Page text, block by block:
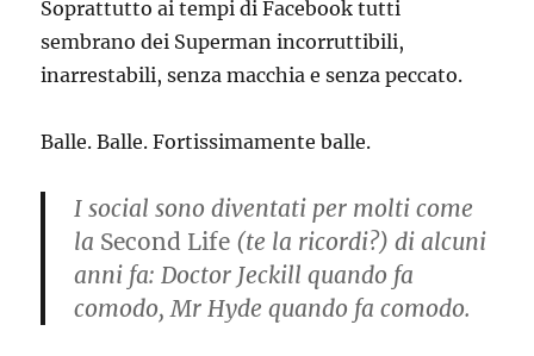
Soprattutto ai tempi di Facebook tutti
sembrano dei Superman incorruttibili,
inarrestabili, senza macchia e senza peccato.
Balle. Balle. Fortissimamente balle.
I social sono diventati per molti come
la Second Life (te la ricordi?) di alcuni
anni fa: Doctor Jeckill quando fa
comodo, Mr Hyde quando fa comodo.